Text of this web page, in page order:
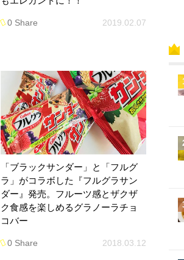
0 Share 2019.02.07
「ブラックサンダー」と「フルグ
ラ」がコラボした『フルグラサン
ダー』発売。フルーツ感とザクザ
ク食感を楽しめるグラノーラチョ
コバー
0 Share 2018.03.12